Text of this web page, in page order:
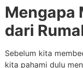
Mengapa
dari
Sebelum kita
kita pahami dulu